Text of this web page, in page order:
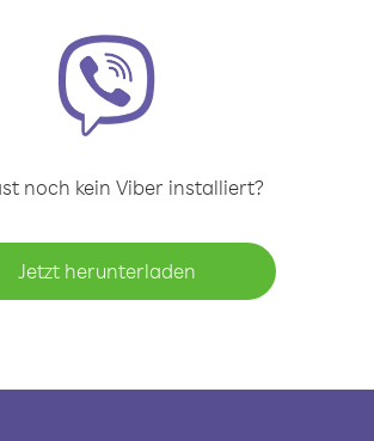
noch kein Viber installiert?
Jetzt herunterladen